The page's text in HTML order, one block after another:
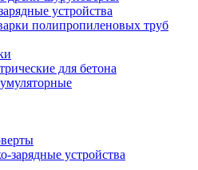
устройства
полипропиленовых труб
для бетона
зарядные устройства